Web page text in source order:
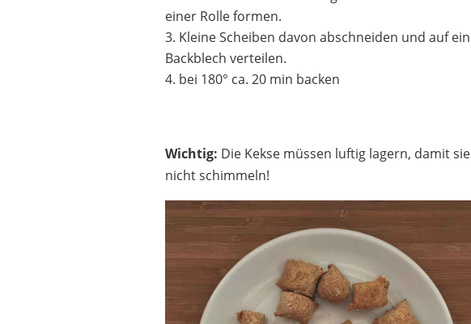
einer Rolle formen.
Kleine Scheiben davon abschneiden und auf ein
Backblech verteilen.
bei 180° ca. 20 min backen
Wichtig: Die Kekse müssen luftig lagern, damit sie
nicht schimmeln!